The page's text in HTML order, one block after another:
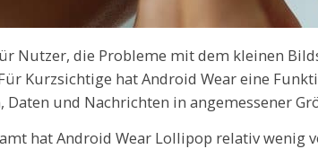
Nutzer, die Probleme mit dem kleinen
Kurzsichtige hat Android Wear eine
Daten und Nachrichten in angemessener
hat Android Wear Lollipop relativ wenig